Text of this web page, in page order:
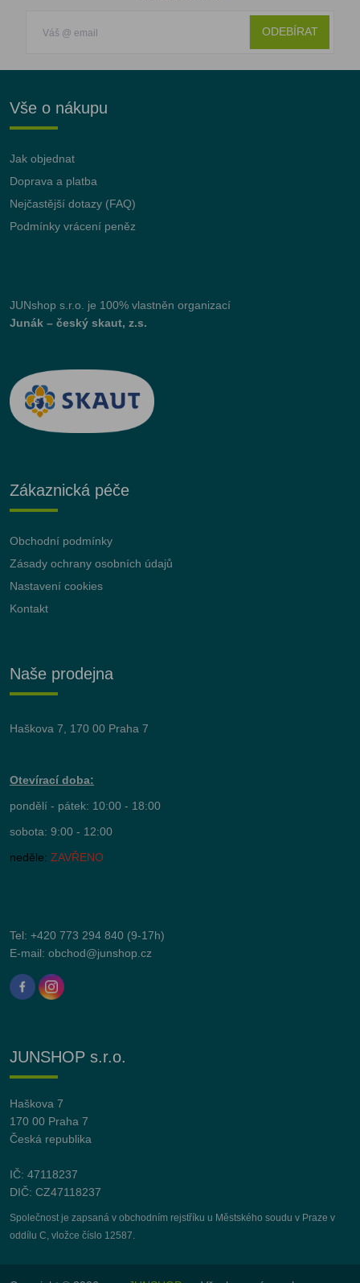
ODEBÍRAT
Vše o nákupu
Jak objednat
Doprava a platba
Nejčastější dotazy (FAQ)
Podmínky vrácení peněz
JUNshop s.r.o.
je 100% vlastněn organizací
Junák – český skaut, z.s.
Zákaznická péče
Obchodní podmínky
Zásady ochrany osobních údajů
Nastavení cookies
Kontakt
Naše prodejna
Haškova 7, 170 00 Praha 7
Otevírací doba:
pondělí - pátek: 10:00 - 18:00
sobota: 9:00 - 12:00
neděle: ZAVŘENO
Tel: +420 773 294 840 (9-17h)
E-mail: obchod@junshop.cz
JUNSHOP s.r.o.
Haškova 7
170 00 Praha 7
Česká republika
IČ: 47118237
DIČ: CZ47118237
Společnost je zapsaná v obchodním rejstříku u Městského soudu v Praze v
oddílu C, vložce číslo 12587.